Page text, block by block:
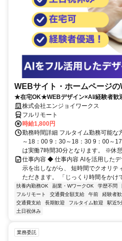
WEBサイト・ホームページ
★在宅OK★WEBデザイン×AI/経験者歓
株式会社エンジョイワークス
フルリモート
時給1,800円
勤務時間詳細 フルタイム勤務可能な
～18：00 9：30～18：30 9：00～
は実働7時間30分となります。 ※休
仕事内容 ◆ 仕事内容 AIを活用した
示を出しながら、 短時間でクオリテ
ただきます。 「じっくり時間をかけ
扶養内勤務OK 副業・WワークOK 学歴不問
フルリモート
交通費全額支給 午前 経験者
交通費支給
長期歓迎 フルタイム歓迎 駅近5
土日祝休み
業務委託